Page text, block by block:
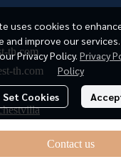
Contact us
uses cookies to
and improve our
Privacy Policy. Privacy
Policy
Set Cookies
th.com
th.com
2025 richest-th.com All